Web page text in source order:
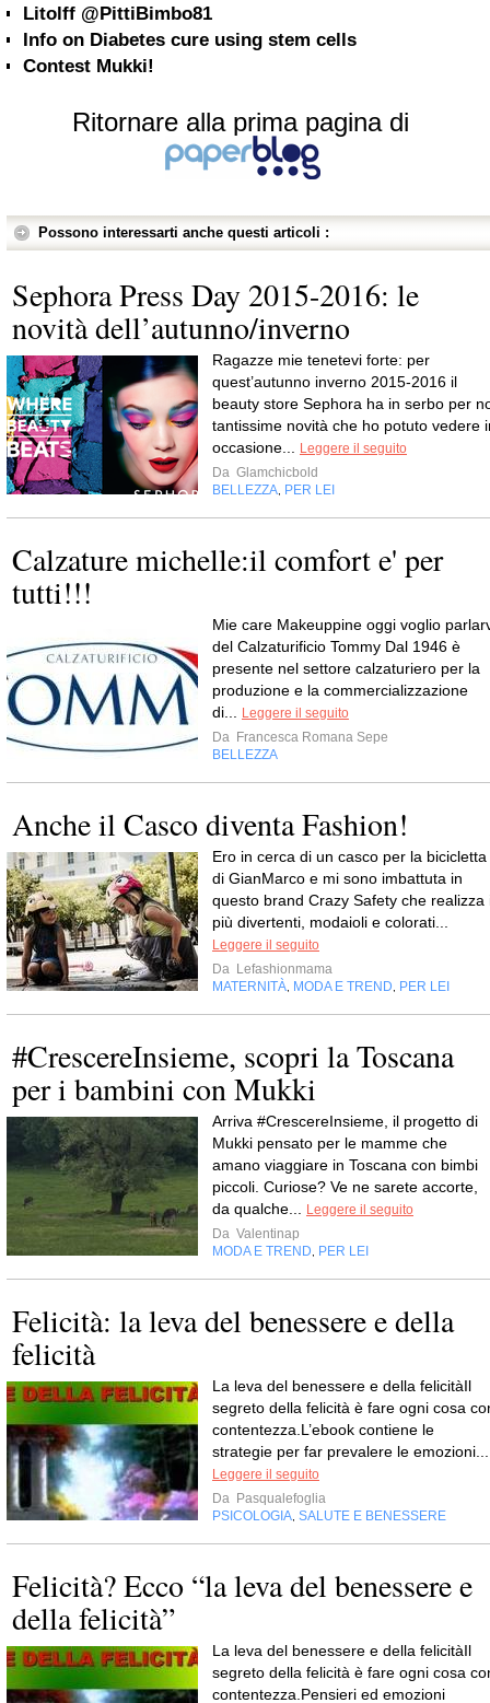
Litolff @PittiBimbo81
Info on Diabetes cure using stem cells
Contest Mukki!
Ritornare alla prima pagina di
Possono interessarti anche questi articoli :
Sephora Press Day 2015-2016: le
novità dell’autunno/inverno
Ragazze mie tenetevi forte: per
quest’autunno inverno 2015-2016 il
beauty store Sephora ha in serbo per
tantissime novità che ho potuto vedere
occasione... Leggere il seguito
Da Glamchicbold
BELLEZZA, PER LEI
Calzature michelle:il comfort e' per
tutti!!!
Mie care Makeuppine oggi voglio
del Calzaturificio Tommy Dal 1946 è
presente nel settore calzaturiero per la
produzione e la commercializzazione
di... Leggere il seguito
Da Francesca Romana Sepe
BELLEZZA
Anche il Casco diventa Fashion!
Ero in cerca di un casco per la bicicletta
di GianMarco e mi sono imbattuta in
questo brand Crazy Safety che realizza
più divertenti, modaioli e colorati...
Leggere il seguito
Da Lefashionmama
MATERNITÀ, MODA E TREND, PER LEI
#CrescereInsieme, scopri la Toscana
per i bambini con Mukki
Arriva #CrescereInsieme, il progetto di
Mukki pensato per le mamme che
amano viaggiare in Toscana con bimbi
piccoli. Curiose? Ve ne sarete accorte,
da qualche... Leggere il seguito
Da Valentinap
MODA E TREND, PER LEI
Felicità: la leva del benessere e della
felicità
La leva del benessere e della felicitàIl
segreto della felicità è fare ogni cosa
contentezza.L’ebook contiene le
strategie per far prevalere le emozioni...
Leggere il seguito
Da Pasqualefoglia
PSICOLOGIA, SALUTE E BENESSERE
Felicità? Ecco “la leva del benessere e
della felicità”
La leva del benessere e della felicitàIl
segreto della felicità è fare ogni cosa
contentezza.Pensieri ed emozioni